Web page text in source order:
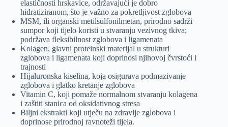
elastičnosti hrskavice, održavajući je dobro
hidratiziranom, što je važno za pokretljivost zglobova
MSM, ili organski metilsulfonilmetan, prirodno sadrži
sumpor koji tijelo koristi u stvaranju vezivnog tkiva;
podržava fleksibilnost zglobova i ligamenata
Kolagen, glavni proteinski materijal u strukturi
zglobova i ligamenata koji doprinosi njihovoj čvrstoći i
trajnosti
Hijaluronska kiselina, koja osigurava podmazivanje
zglobova i glatko kretanje zglobova
Vitamin C, koji pomaže normalnom stvaranju kolagena
i zaštiti stanica od oksidativnog stresa
Biljni ekstrakti koji utječu na zdravlje zglobova i
doprinose prirodnoj ravnoteži tijela.